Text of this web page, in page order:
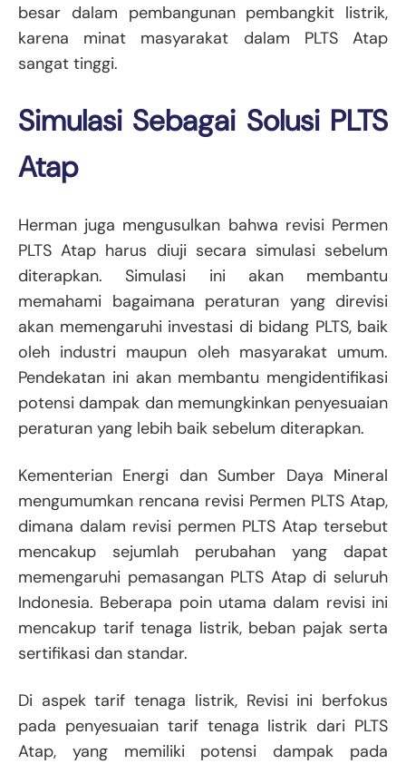
besar dalam pembangunan pembangkit listrik,
karena minat masyarakat dalam PLTS Atap
sangat tinggi.
Simulasi Sebagai Solusi PLTS
Atap
Herman juga mengusulkan bahwa revisi Permen
PLTS Atap harus diuji secara simulasi sebelum
diterapkan. Simulasi ini akan membantu
memahami bagaimana peraturan yang direvisi
akan memengaruhi investasi di bidang PLTS, baik
oleh industri maupun oleh masyarakat umum.
Pendekatan ini akan membantu mengidentifikasi
potensi dampak dan memungkinkan penyesuaian
peraturan yang lebih baik sebelum diterapkan.
Kementerian Energi dan Sumber Daya Mineral
mengumumkan rencana revisi Permen PLTS Atap,
dimana dalam revisi permen PLTS Atap tersebut
mencakup sejumlah perubahan yang dapat
memengaruhi pemasangan PLTS Atap di seluruh
Indonesia. Beberapa poin utama dalam revisi ini
mencakup tarif tenaga listrik, beban pajak serta
sertifikasi dan standar.
Di aspek tarif tenaga listrik, Revisi ini berfokus
pada penyesuaian tarif tenaga listrik dari PLTS
Atap, yang memiliki potensi dampak pada